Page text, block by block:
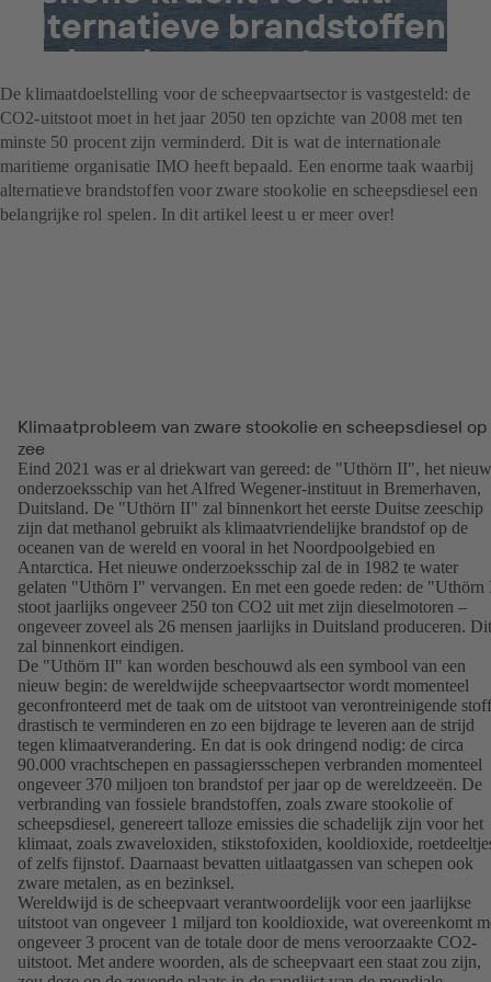
alternatieve brandstoffen
in de scheepvaart
De klimaatdoelstelling voor de scheepvaartsector is vastgesteld: de
CO2-uitstoot moet in het jaar 2050 ten opzichte van 2008 met ten
minste 50 procent zijn verminderd. Dit is wat de internationale
maritieme organisatie IMO heeft bepaald. Een enorme taak waarbij
alternatieve brandstoffen voor zware stookolie en scheepsdiesel een
belangrijke rol spelen. In dit artikel leest u er meer over!
Klimaatprobleem van zware stookolie en scheepsdiesel op
zee
Eind 2021 was er al driekwart van gereed: de "Uthörn II", het
onderzoeksschip van het Alfred Wegener-instituut in Bremerhaven,
Duitsland. De "Uthörn II" zal binnenkort het eerste Duitse zeeschip
zijn dat methanol gebruikt als klimaatvriendelijke brandstof op de
oceanen van de wereld en vooral in het Noordpoolgebied en
Antarctica. Het nieuwe onderzoeksschip zal de in 1982 te water
gelaten "Uthörn I" vervangen. En met een goede reden: de "Uthörn
stoot jaarlijks ongeveer 250 ton CO2 uit met zijn dieselmotoren –
ongeveer zoveel als 26 mensen jaarlijks in Duitsland produceren. Dit
zal binnenkort eindigen.
De "Uthörn II" kan worden beschouwd als een symbool van een
nieuw begin: de wereldwijde scheepvaartsector wordt momenteel
geconfronteerd met de taak om de uitstoot van verontreinigende
drastisch te verminderen en zo een bijdrage te leveren aan de strijd
tegen klimaatverandering. En dat is ook dringend nodig: de circa
90.000 vrachtschepen en passagiersschepen verbranden momenteel
ongeveer 370 miljoen ton brandstof per jaar op de wereldzeeën. De
verbranding van fossiele brandstoffen, zoals zware stookolie of
scheepsdiesel, genereert talloze emissies die schadelijk zijn voor het
klimaat, zoals zwaveloxiden, stikstofoxiden, kooldioxide,
of zelfs fijnstof. Daarnaast bevatten uitlaatgassen van schepen ook
zware metalen, as en bezinksel.
Wereldwijd is de scheepvaart verantwoordelijk voor een jaarlijkse
uitstoot van ongeveer 1 miljard ton kooldioxide, wat overeenkomt
ongeveer 3 procent van de totale door de mens veroorzaakte CO2-
uitstoot. Met andere woorden, als de scheepvaart een staat zou zijn,